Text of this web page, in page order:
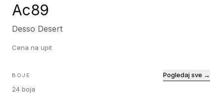
Ac89
Desso Desert
Cena na upit
BOJE
24 boja
Pogledaj sve →